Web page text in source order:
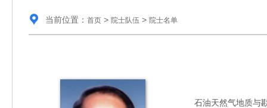
当前位置： 首页> 院士队伍 > 院士名单
石油天然气地质与勘